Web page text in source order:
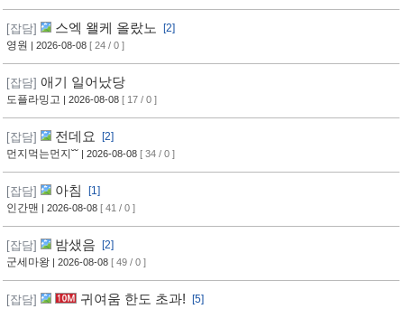
[잡담] 스엑 왤케 올랐노
[2]
영원 | 2026-08-08 [ 24 / 0 ]
[잡담] 애기 일어났당
도플라밍고 | 2026-08-08 [ 17 / 0 ]
[잡담] 전데요
[2]
먼지먹는먼지˘˘ | 2026-08-08 [ 34 / 0 ]
[잡담] 아침
[1]
인간맨 | 2026-08-08 [ 41 / 0 ]
[잡담] 밤샜음
[2]
군세마왕 | 2026-08-08 [ 49 / 0 ]
[잡담] 귀여움 한도 초과!
[5]